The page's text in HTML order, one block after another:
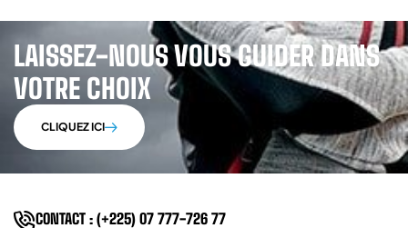
LAISSEZ-NOUS VOUS GUIDER DANS
VOTRE CHOIX
CLIQUEZ ICI
CONTACT : (+225) 07 777-726 77